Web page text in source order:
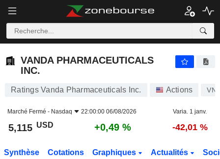
VANDA PHARMACEUTICALS
INC.
Ratings Vanda Pharmaceuticals Inc. Actions
Marché Fermé - Nasdaq 22:00:00 06/08/2026 Varia. 1 janv.
5,115 USD +0,49 % -42,01 %
Synthèse Cotations Graphiques Actualités